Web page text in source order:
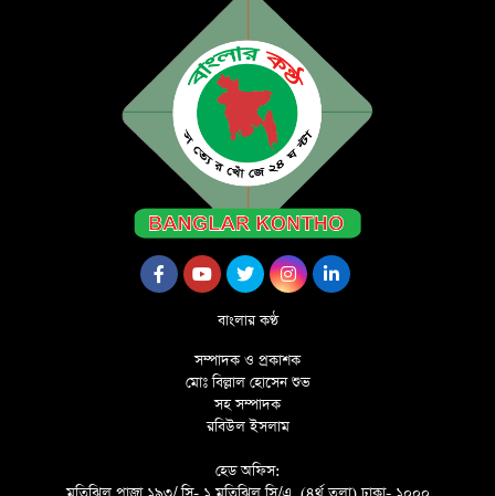
বাংলার কণ্ঠ
সম্পাদক ও প্রকাশক
মোঃ বিল্লাল হোসেন শুভ
সহ সম্পাদক
রবিউল ইসলাম
হেড অফিস: